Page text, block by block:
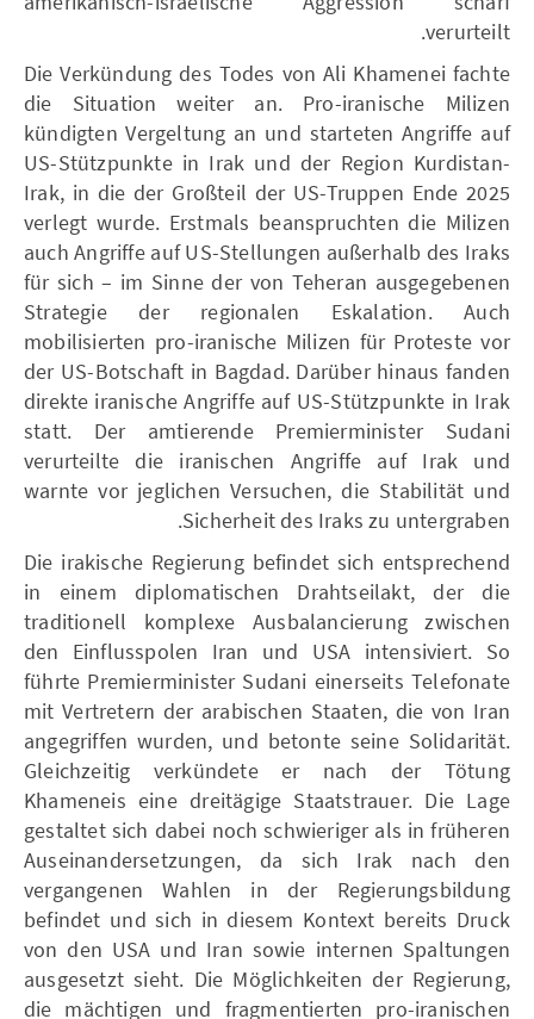
verurteilt.
Die Verkündung des Todes von Ali Khamenei fachte
die Situation weiter an. Pro-iranische Milizen
kündigten Vergeltung an und starteten Angriffe auf
US-Stützpunkte in Irak und der Region Kurdistan-
Irak, in die der Großteil der US-Truppen Ende 2025
verlegt wurde. Erstmals beanspruchten die Milizen
auch Angriffe auf US-Stellungen außerhalb des Iraks
für sich – im Sinne der von Teheran ausgegebenen
Strategie der regionalen Eskalation. Auch
mobilisierten pro-iranische Milizen für Proteste vor
der US-Botschaft in Bagdad. Darüber hinaus fanden
direkte iranische Angriffe auf US-Stützpunkte in Irak
statt. Der amtierende Premierminister Sudani
verurteilte die iranischen Angriffe auf Irak und
warnte vor jeglichen Versuchen, die Stabilität und
Sicherheit des Iraks zu untergraben.
Die irakische Regierung befindet sich entsprechend
in einem diplomatischen Drahtseilakt, der die
traditionell komplexe Ausbalancierung zwischen
den Einflusspolen Iran und USA intensiviert. So
führte Premierminister Sudani einerseits Telefonate
mit Vertretern der arabischen Staaten, die von Iran
angegriffen wurden, und betonte seine Solidarität.
Gleichzeitig verkündete er nach der Tötung
Khameneis eine dreitägige Staatstrauer. Die Lage
gestaltet sich dabei noch schwieriger als in früheren
Auseinandersetzungen, da sich Irak nach den
vergangenen Wahlen in der Regierungsbildung
befindet und sich in diesem Kontext bereits Druck
von den USA und Iran sowie internen Spaltungen
ausgesetzt sieht. Die Möglichkeiten der Regierung,
die mächtigen und fragmentierten pro-iranischen